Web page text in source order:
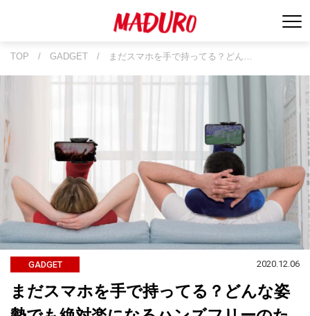
TOP / GADGET / まだスマホを手で持ってる？どん…
GADGET 2020.12.06
まだスマホを手で持ってる？どんな姿